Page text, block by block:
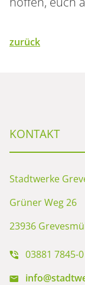
zurück
KONTAKT
Stadtwerke
Grüner Weg 26
23936
03881 7845-0